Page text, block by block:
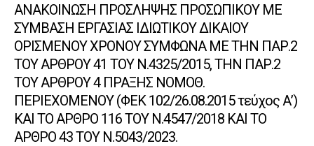
ΑΝΑΚΟΙΝΩΣΗ ΠΡΟΣΛΗΨΗΣ ΠΡΟΣΩΠΙΚΟΥ ΜΕ
ΣΥΜΒΑΣΗ ΕΡΓΑΣΙΑΣ ΙΔΙΩΤΙΚΟΥ ΔΙΚΑΙΟΥ
ΟΡΙΣΜΕΝΟΥ ΧΡΟΝΟΥ ΣΥΜΦΩΝΑ ΜΕ ΤΗΝ ΠΑΡ.2
ΤΟΥ ΑΡΘΡΟΥ 41 ΤΟΥ Ν.4325/2015, ΤΗΝ ΠΑΡ.2
ΤΟΥ ΑΡΘΡΟΥ 4 ΠΡΑΞΗΣ ΝΟΜΟΘ.
ΠΕΡΙΕΧΟΜΕΝΟΥ (ΦΕΚ 102/26.08.2015 τεύχος Α’)
ΚΑΙ ΤΟ ΑΡΘΡΟ 116 ΤΟΥ Ν.4547/2018 ΚΑΙ ΤΟ
ΑΡΘΡΟ 43 ΤΟΥ Ν.5043/2023.